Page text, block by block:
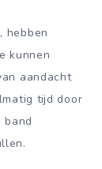
hebben
kunnen
aandacht
tijd door
band